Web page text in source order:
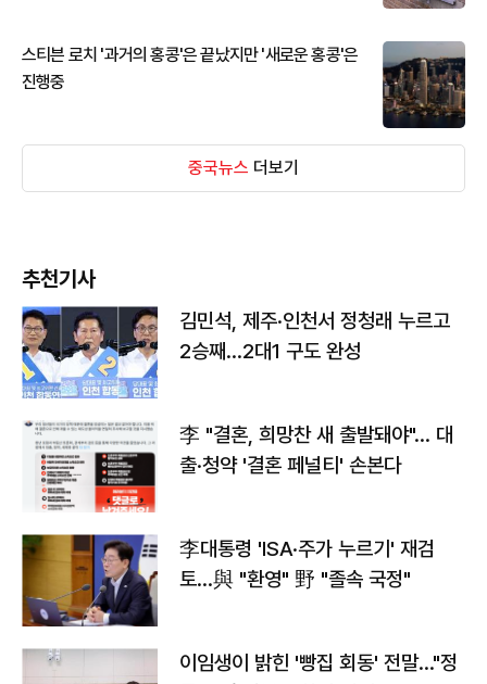
스티븐 로치 '과거의 홍콩'은 끝났지만 '새로운 홍콩'은
진행중
중국뉴스 더보기
추천기사
김민석, 제주·인천서 정청래 누르고
2승째…2대1 구도 완성
李 "결혼, 희망찬 새 출발돼야"… 대
출·청약 '결혼 페널티' 손본다
李대통령 'ISA·주가 누르기' 재검
토…與 "환영" 野 "졸속 국정"
이임생이 밝힌 '빵집 회동' 전말…"정